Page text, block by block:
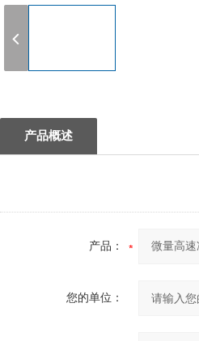
产品概述
产品：
您的单位：